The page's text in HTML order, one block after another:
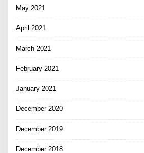
May 2021
April 2021
March 2021
February 2021
January 2021
December 2020
December 2019
December 2018